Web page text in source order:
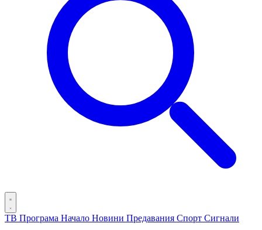
ТВ Програма Начало Новини Предавания Спорт Сигнали